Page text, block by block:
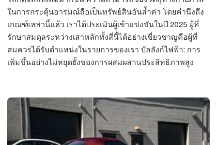
ในการกระตุ้นอารมณ์ถือเป็นทรัพย์สินอันล้ำค่า โดยคำนึงถึง
เกณฑ์เหล่านี้แล้ว เราได้ประเมินผู้เข้าแข่งขันในปี 2025 ผู้ที่
รักษาสมดุลระหว่างเสาหลักทั้งสี่นี้ได้อย่างเชี่ยวชาญคือผู้ที่
สมควรได้รับตำแหน่งในรายการของเรา บัลลังก์ไฟฟ้า: การ
เพิ่มขึ้นอย่างไม่หยุดยั้งของการผสมผสานประสิทธิภาพสูง